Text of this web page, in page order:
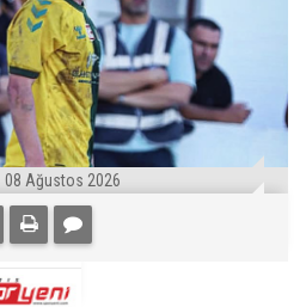
08 Ağustos 2026